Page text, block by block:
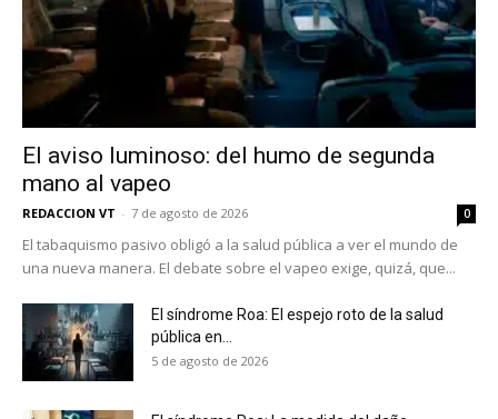
El aviso luminoso: del humo de segunda
mano al vapeo
REDACCION VT - 7 de agosto de 2026 0
El tabaquismo pasivo obligó a la salud pública a ver el mundo de
una nueva manera. El debate sobre el vapeo exige, quizá, que...
El síndrome Roa: El espejo roto de la salud
pública en...
5 de agosto de 2026